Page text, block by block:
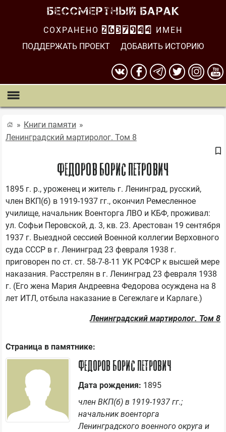
СОХРАНЕНО 2637944
ИМЕН
ПОДДЕРЖАТЬ ПРОЕКТ
ДОБАВИТЬ ИСТОРИЮ
Книги памяти
Ленинградский мартиролог. Том 8
Федоров Борис Петрович
1895 г. р., уроженец и житель г. Ленинград, русский,
член ВКП(б) в 1919-1937 гг., окончил Ремесленное
училище, начальник Военторга ЛВО и КБФ, проживал:
ул. Софьи Перовской, д. 3, кв. 23. Арестован 19 сентября
1937 г. Выездной сессией Военной коллегии Верховного
суда СССР в г. Ленинград 23 февраля 1938 г.
приговорен по ст. ст. 58-7-8-11 УК РСФСР к высшей мере
наказания. Расстрелян в г. Ленинград 23 февраля 1938
г. (Его жена Мария Андреевна Федорова осуждена на 8
Ленинградский мартиролог. Том 8
Страница в памятнике:
Федоров Борис Петрович
Дата рождения: 1895
член ВКП(б) в 1919-1937 гг.;
начальник военторга
Ленинградского военного округа и